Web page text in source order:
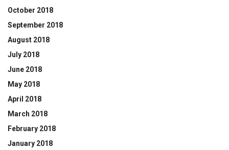
October 2018
September 2018
August 2018
July 2018
June 2018
May 2018
April 2018
March 2018
February 2018
January 2018